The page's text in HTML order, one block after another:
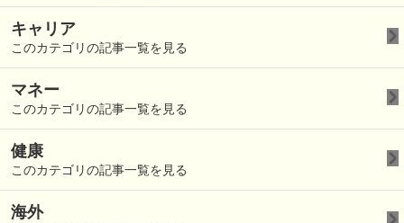
キャリア
このカテゴリの記事一覧を見る
マネー
このカテゴリの記事一覧を見る
健康
このカテゴリの記事一覧を見る
海外